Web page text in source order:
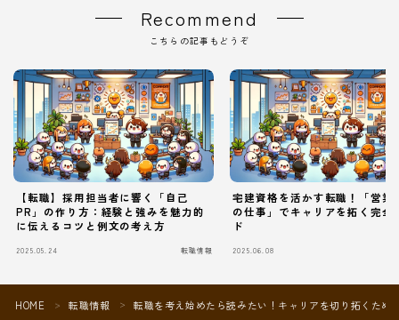
Follow Me
Recommend
こちらの記事もどうぞ
【転職】採用担当者に響く「自己
PR」の作り方：経験と強みを魅力的
に伝えるコツと例文の考え方
2025.05.24 転職情報
宅建資格を活かす転職！「営業
の仕事」でキャリアを拓く完全
ド
2025.06.08
HOME ＞ 転職情報 ＞ 転職を考え始めたら読みたい！キャリアを切り拓くため